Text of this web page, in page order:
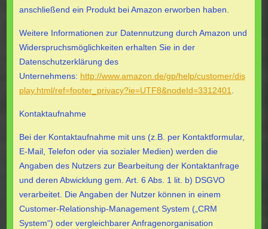
anschließend ein Produkt bei Amazon erworben haben.
Weitere Informationen zur Datennutzung durch Amazon und
Widerspruchsmöglichkeiten erhalten Sie in der
Datenschutzerklärung des
Unternehmens: http://www.amazon.de/gp/help/customer/dis
play.html/ref=footer_privacy?ie=UTF8&nodeId=3312401.
Kontaktaufnahme
Bei der Kontaktaufnahme mit uns (z.B. per Kontaktformular,
E-Mail, Telefon oder via sozialer Medien) werden die
Angaben des Nutzers zur Bearbeitung der Kontaktanfrage
und deren Abwicklung gem. Art. 6 Abs. 1 lit. b) DSGVO
verarbeitet. Die Angaben der Nutzer können in einem
Customer-Relationship-Management System („CRM
System“) oder vergleichbarer Anfragenorganisation